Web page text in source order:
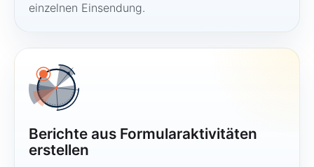
einzelnen Einsendung.
Berichte aus Formularaktivitäten
erstellen